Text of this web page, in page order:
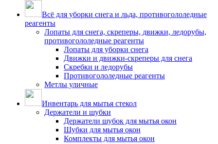
Всё для уборки снега и льда, противогололедные
реагенты
Лопаты для снега, скреперы, движки, ледорубы,
противогололедные реагенты
Лопаты для уборки снега
Движки и движки-скреперы для снега
Скребки и ледорубы
Противогололедные реагенты
Метлы уличные
Инвентарь для мытья стекол
Держатели и шубки
Держатели шубок для мытья окон
Шубки для мытья окон
Комплекты для мытья окон